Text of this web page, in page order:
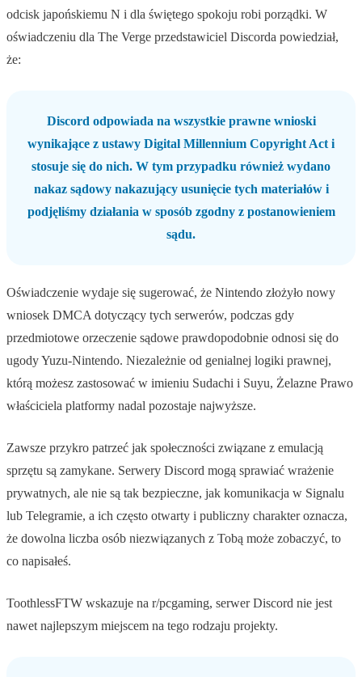
odcisk japońskiemu N i dla świętego spokoju robi porządki. W
oświadczeniu dla The Verge przedstawiciel Discorda powiedział,
że:
Discord odpowiada na wszystkie prawne wnioski
wynikające z ustawy Digital Millennium Copyright Act i
stosuje się do nich. W tym przypadku również wydano
nakaz sądowy nakazujący usunięcie tych materiałów i
podjęliśmy działania w sposób zgodny z postanowieniem
sądu.
Oświadczenie wydaje się sugerować, że Nintendo złożyło nowy
wniosek DMCA dotyczący tych serwerów, podczas gdy
przedmiotowe orzeczenie sądowe prawdopodobnie odnosi się do
ugody Yuzu-Nintendo. Niezależnie od genialnej logiki prawnej,
którą możesz zastosować w imieniu Sudachi i Suyu, Żelazne Prawo
właściciela platformy nadal pozostaje najwyższe.
Zawsze przykro patrzeć jak społeczności związane z emulacją
sprzętu są zamykane. Serwery Discord mogą sprawiać wrażenie
prywatnych, ale nie są tak bezpieczne, jak komunikacja w Signalu
lub Telegramie, a ich często otwarty i publiczny charakter oznacza,
że dowolna liczba osób niezwiązanych z Tobą może zobaczyć, to
co napisałeś.
ToothlessFTW wskazuje na r/pcgaming, serwer Discord nie jest
nawet najlepszym miejscem na tego rodzaju projekty.